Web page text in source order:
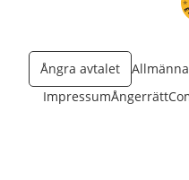
Ångra avtalet
ImpressumÅngerrätt